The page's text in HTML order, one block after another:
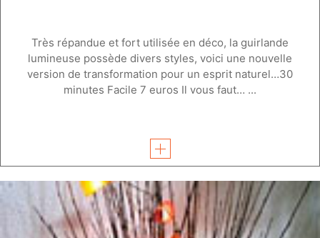
Très répandue et fort utilisée en déco, la guirlande
lumineuse possède divers styles, voici une nouvelle
version de transformation pour un esprit naturel…30
minutes Facile 7 euros Il vous faut… ...